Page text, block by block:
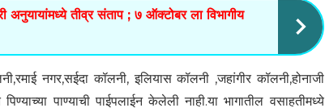
अनुयायांमध्ये तीव्र संताप ; ७ ऑक्टोबर ला विभागीय
नगर,सईदा कॉलनी, इलियास कॉलनी ,जहांगीर कॉलनी,होनाजी
पाण्याची पाईपलाईन केलेली नाही.या भागातील वसाहतीमध्ये